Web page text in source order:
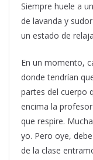
Siempre huele a
de lavanda y
un estado de
En un momento,
donde tendrían
partes del cuerpo
encima la
que respire.
yo. Pero oye,
de la clase